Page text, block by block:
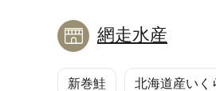
くだもの
洋菓子
趣味・雑貨
キッチン用品
網走水産
新巻鮭 北海道産いく